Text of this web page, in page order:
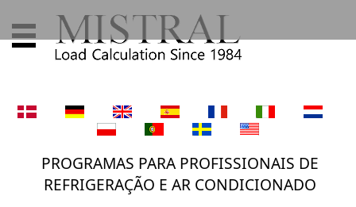
PROGRAMAS PARA PROFISSIONAIS DE
REFRIGERAÇÃO E AR CONDICIONADO